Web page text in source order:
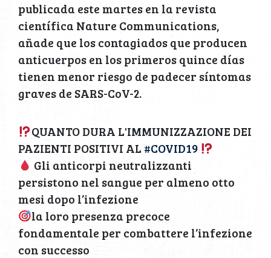
publicada este martes en la revista
científica Nature Communications,
añade que los contagiados que producen
anticuerpos en los primeros quince días
tienen menor riesgo de padecer síntomas
graves de SARS-CoV-2.
QUANTO DURA L'IMMUNIZZAZIONE DEI
PAZIENTI POSITIVI AL #COVID19
Gli anticorpi neutralizzanti
persistono nel sangue per almeno otto
mesi dopo l’infezione
la loro presenza precoce
fondamentale per combattere l’infezione
con successo